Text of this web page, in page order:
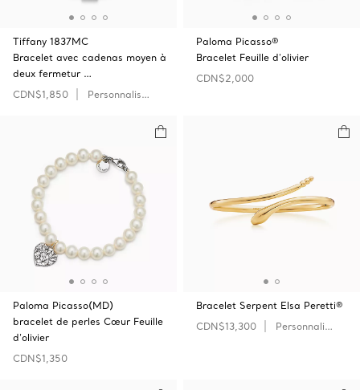
Tiffany 1837MC
Bracelet avec cadenas moyen à
deux fermetur …
CDN$1,850
Personnaliser
Paloma Picasso®
Bracelet Feuille d'olivier
CDN$2,000
Paloma Picasso(MD)
bracelet de perles Cœur Feuille
d’olivier
CDN$1,350
Bracelet Serpent Elsa Peretti®
CDN$13,300
Personnaliser